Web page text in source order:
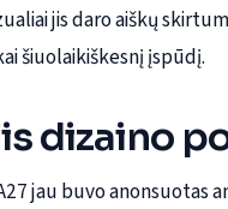
jis daro aiškų
šiuolaikiškesnį įspūdį.
dizaino
jau buvo